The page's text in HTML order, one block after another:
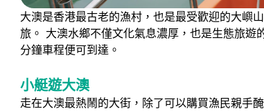
大澳是香港最古老的漁村，也是最受歡迎的大嶼
旅。 大澳水鄉不僅文化氣息濃厚，也是生態旅遊
分鐘車程便可到達。
小艇遊大澳
走在大澳最熱鬧的大街，除了可以購買漁民親手